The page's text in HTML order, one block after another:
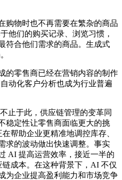
物时也不再需要在繁杂的商品
他们的购买记录、浏览习惯，
符合他们需求的商品。生成式
零售商已经在营销内容的制作
动化客户分析也成为行业普遍
于此，供应链管理的变革同
稳定性让零售商面临更大的挑
帮助企业更精准地调控库存、
求的波动做出快速调整。事实
AI 提高运营效率，接近一半的
成本。在这种背景下，AI 不仅
为企业提高盈利能力和市场竞争